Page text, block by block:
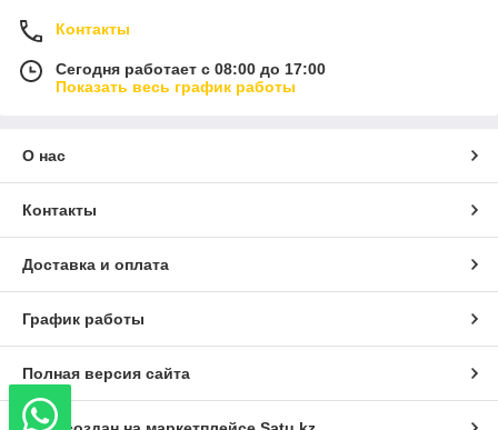
Контакты
Сегодня работает с 08:00 до 17:00
Показать весь график работы
О нас
Контакты
Доставка и оплата
График работы
Полная версия сайта